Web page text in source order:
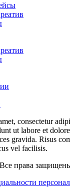
consectetur
ut labore et
gravida. Risus
vel facilisis.
права